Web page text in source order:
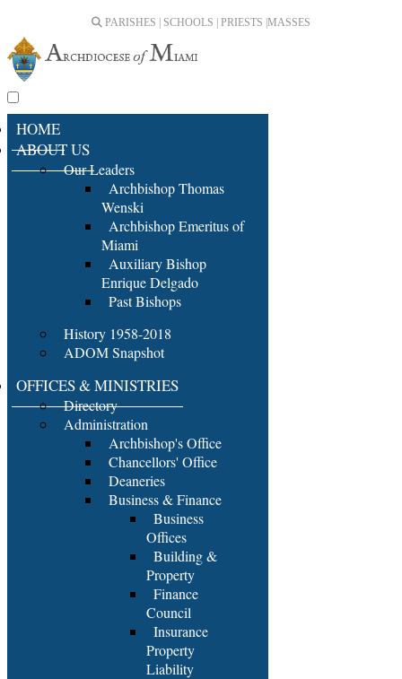
PARISHES | SCHOOLS | PRIESTS | MASSES
HOME
ABOUT US
Our Leaders
Archbishop Thomas
Wenski
Archbishop Emeritus of
Miami
Auxiliary Bishop
Enrique Delgado
Past Bishops
History 1958-2018
ADOM Snapshot
OFFICES & MINISTRIES
Directory
Administration
Archbishop's Office
Chancellors' Office
Deaneries
Business & Finance
Business
Offices
Building &
Property
Finance
Council
Insurance
Property
Liability